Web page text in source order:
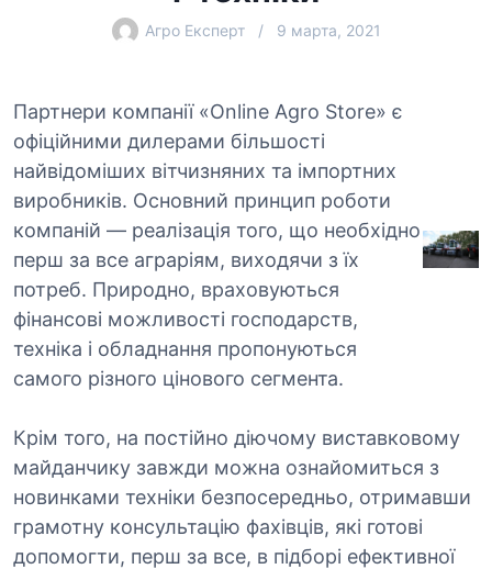
Агро Експерт 9 марта, 2021
Партнери компанії «Online Agro Store» є
офіційними дилерами більшості
найвідоміших вітчизняних та імпортних
виробників. Основний принцип роботи
компаній — реалізація того, що необхідно
перш за все аграріям, виходячи з їх
потреб. Природно, враховуються
фінансові можливості господарств,
техніка і обладнання пропонуються
самого різного цінового сегмента.
Крім того, на постійно діючому виставковому
майданчику завжди можна ознайомиться з
новинками техніки безпосередньо, отримавши
грамотну консультацію фахівців, які готові
допомогти, перш за все, в підборі ефективної